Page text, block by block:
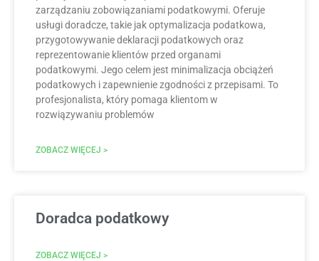
zarządzaniu zobowiązaniami podatkowymi. Oferuje
usługi doradcze, takie jak optymalizacja podatkowa,
przygotowywanie deklaracji podatkowych oraz
reprezentowanie klientów przed organami
podatkowymi. Jego celem jest minimalizacja obciążeń
podatkowych i zapewnienie zgodności z przepisami. To
profesjonalista, który pomaga klientom w
rozwiązywaniu problemów
ZOBACZ WIĘCEJ >
Doradca podatkowy
ZOBACZ WIĘCEJ >